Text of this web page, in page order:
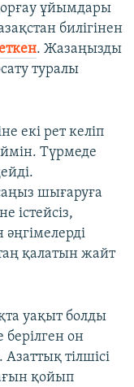
ұйымдары
билігінен
. Жазаңызды
туралы
екі рет келіп
Түрмеде
шығаруға
істейсіз,
қалатын жайт
уақыт болды
берілген он
тілшісі
қойып